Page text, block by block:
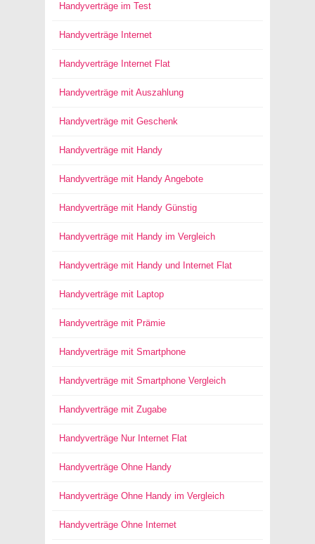
Handyverträge im Test
Handyverträge Internet
Handyverträge Internet Flat
Handyverträge mit Auszahlung
Handyverträge mit Geschenk
Handyverträge mit Handy
Handyverträge mit Handy Angebote
Handyverträge mit Handy Günstig
Handyverträge mit Handy im Vergleich
Handyverträge mit Handy und Internet Flat
Handyverträge mit Laptop
Handyverträge mit Prämie
Handyverträge mit Smartphone
Handyverträge mit Smartphone Vergleich
Handyverträge mit Zugabe
Handyverträge Nur Internet Flat
Handyverträge Ohne Handy
Handyverträge Ohne Handy im Vergleich
Handyverträge Ohne Internet